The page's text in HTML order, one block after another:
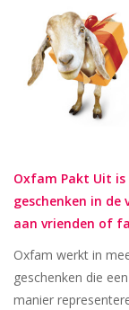
Contact
Oxfam Pakt Uit is
geschenken in de
aan vrienden of
Oxfam werkt in
geschenken die
manier